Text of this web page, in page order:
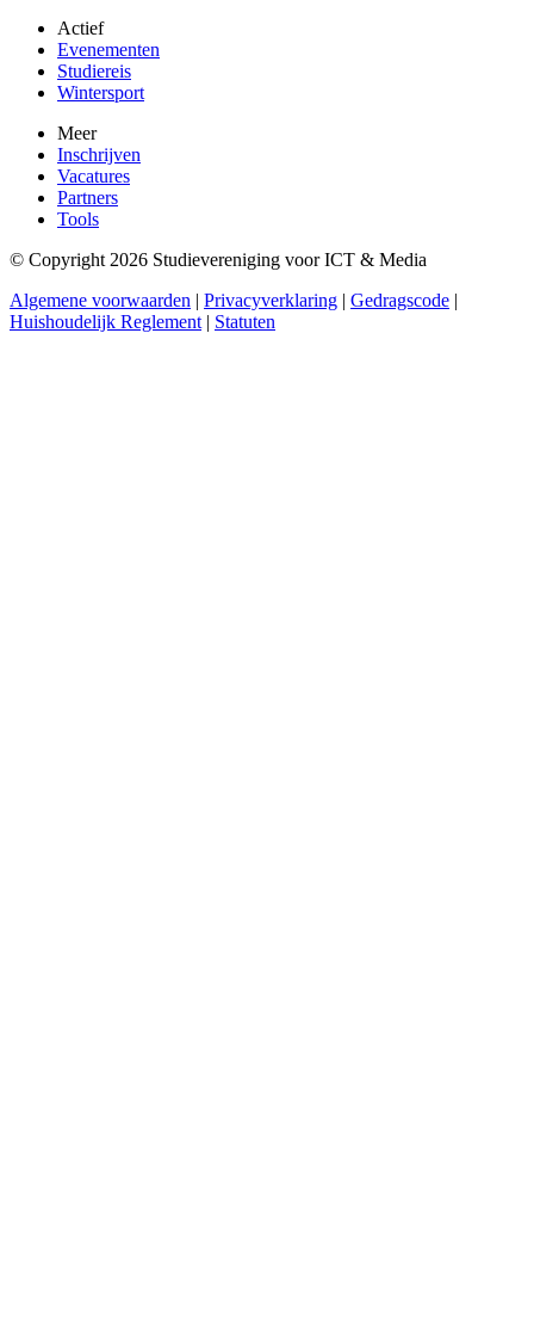
Actief
Evenementen
Studiereis
Wintersport
Meer
Inschrijven
Vacatures
Partners
Tools
© Copyright 2026 Studievereniging voor ICT & Media
Algemene voorwaarden | Privacyverklaring | Gedragscode |
Huishoudelijk Reglement | Statuten